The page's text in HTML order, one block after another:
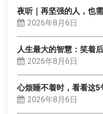
夜听｜再坚强的人，也
2026年8月6日
人生最大的智慧：笑着
2026年8月6日
心烦睡不着时，看看这
2026年8月6日